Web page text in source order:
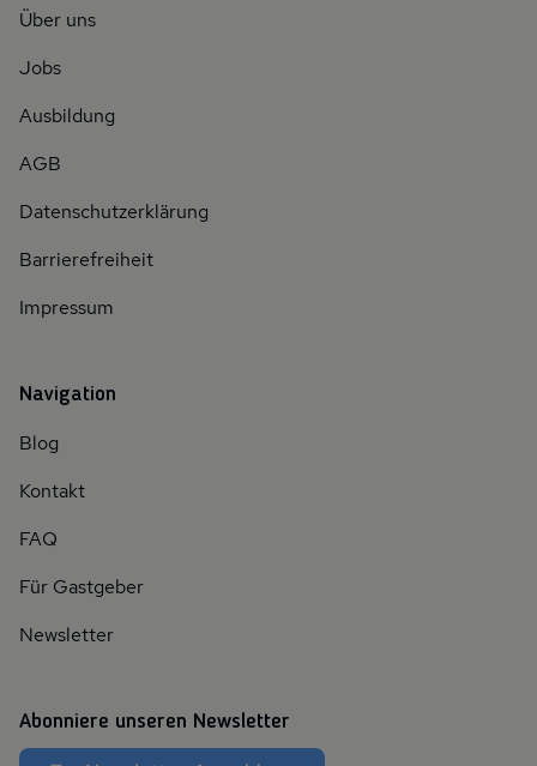
Über uns
Jobs
Ausbildung
AGB
Datenschutzerklärung
Barrierefreiheit
Impressum
Navigation
Blog
Kontakt
FAQ
Für Gastgeber
Newsletter
Abonniere unseren Newsletter